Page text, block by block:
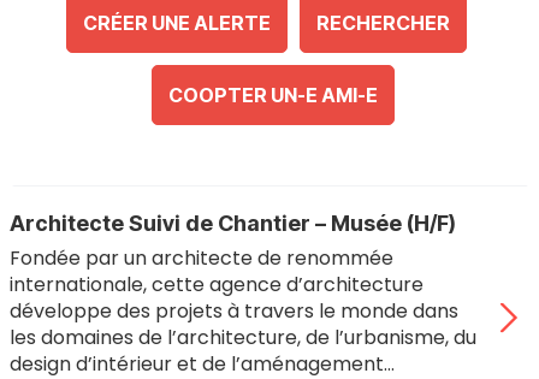
CRÉER UNE ALERTE RECHERCHER
COOPTER UN-E AMI-E
Architecte Suivi de Chantier – Musée (H/F)
Fondée par un architecte de renommée
internationale, cette agence d’architecture
développe des projets à travers le monde dans
les domaines de l’architecture, de l’urbanisme, du
design d’intérieur et de l’aménagement…